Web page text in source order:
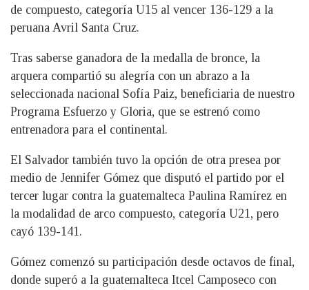
de compuesto, categoría U15 al vencer 136-129 a la
peruana Avril Santa Cruz.
Tras saberse ganadora de la medalla de bronce, la
arquera compartió su alegría con un abrazo a la
seleccionada nacional Sofía Paiz, beneficiaria de nuestro
Programa Esfuerzo y Gloria, que se estrenó como
entrenadora para el continental.
El Salvador también tuvo la opción de otra presea por
medio de Jennifer Gómez que disputó el partido por el
tercer lugar contra la guatemalteca Paulina Ramírez en
la modalidad de arco compuesto, categoría U21, pero
cayó 139-141.
Gómez comenzó su participación desde octavos de final,
donde superó a la guatemalteca Itcel Camposeco con